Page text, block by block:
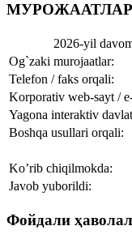
2026-yil
Og`zaki murojaatlar:
Telefon / faks orqali:
Korporativ web-sayt /
Yagona interaktiv
Boshqa usullari orqali:
Ko’rib chiqilmokda:
Javob yuborildi:
Фойдали